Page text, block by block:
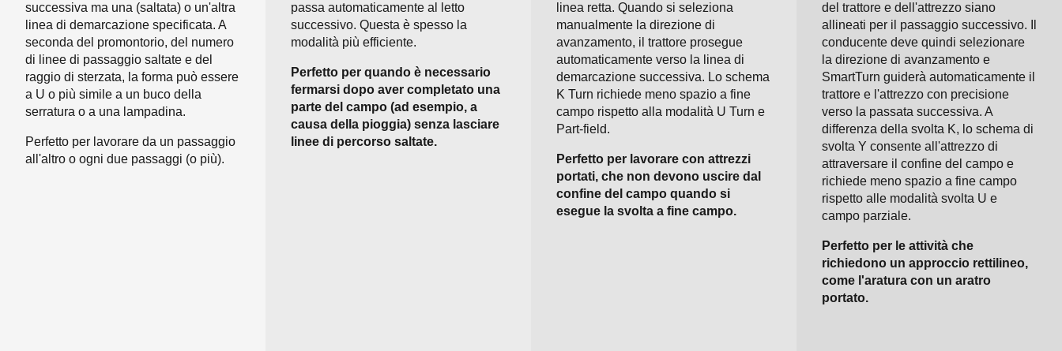
successiva ma una (saltata) o un'altra
linea di demarcazione specificata. A
seconda del promontorio, del numero
di linee di passaggio saltate e del
raggio di sterzata, la forma può essere
a U o più simile a un buco della
serratura o a una lampadina.
Perfetto per lavorare da un passaggio
all'altro o ogni due passaggi (o più).
passa automaticamente al letto
successivo. Questa è spesso la
modalità più efficiente.
Perfetto per quando è necessario
fermarsi dopo aver completato una
parte del campo (ad esempio, a
causa della pioggia) senza lasciare
linee di percorso saltate.
linea retta. Quando si seleziona
manualmente la direzione di
avanzamento, il trattore prosegue
automaticamente verso la linea di
demarcazione successiva. Lo schema
K Turn richiede meno spazio a fine
campo rispetto alla modalità U Turn e
Part-field.
Perfetto per lavorare con attrezzi
portati, che non devono uscire dal
confine del campo quando si
esegue la svolta a fine campo.
del trattore e dell'attrezzo siano
allineati per il passaggio successivo. Il
conducente deve quindi selezionare
la direzione di avanzamento e
SmartTurn guiderà automaticamente il
trattore e l'attrezzo con precisione
verso la passata successiva. A
differenza della svolta K, lo schema di
svolta Y consente all'attrezzo di
attraversare il confine del campo e
richiede meno spazio a fine campo
rispetto alle modalità svolta U e
campo parziale.
Perfetto per le attività che
richiedono un approccio rettilineo,
come l'aratura con un aratro
portato.